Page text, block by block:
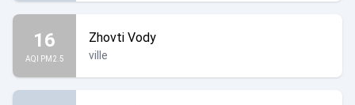
16
AQI PM2.5
Zhovti Vody
ville